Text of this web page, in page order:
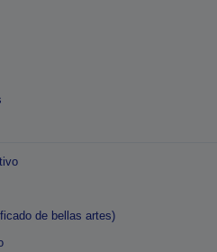
de bellas artes)